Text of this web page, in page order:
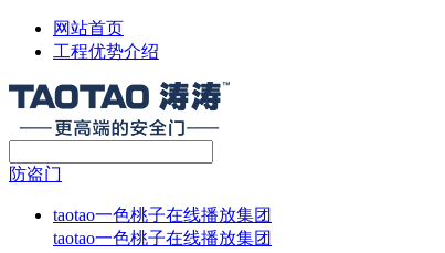
网站首页
工程优势介绍
防盗门
taotao一色桃子在线播放集团
taotao一色桃子在线播放集团